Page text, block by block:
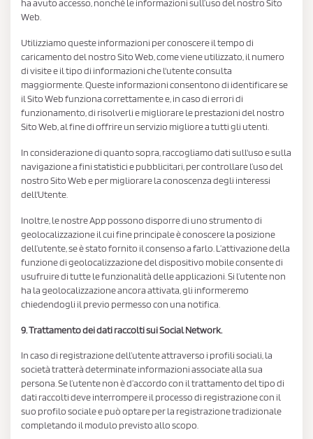
ha avuto accesso, nonché le informazioni sull’uso del nostro Sito
Web.
Utilizziamo queste informazioni per conoscere il tempo di
caricamento del nostro Sito Web, come viene utilizzato, il numero
di visite e il tipo di informazioni che l'utente consulta
maggiormente. Queste informazioni consentono di identificare se
il Sito Web funziona correttamente e, in caso di errori di
funzionamento, di risolverli e migliorare le prestazioni del nostro
Sito Web, al fine di offrire un servizio migliore a tutti gli utenti.
In considerazione di quanto sopra, raccogliamo dati sull'uso e sulla
navigazione a fini statistici e pubblicitari, per controllare l’uso del
nostro Sito Web e per migliorare la conoscenza degli interessi
dell'Utente.
Inoltre, le nostre App possono disporre di uno strumento di
geolocalizzazione il cui fine principale è conoscere la posizione
dell’utente, se è stato fornito il consenso a farlo. L’attivazione della
funzione di geolocalizzazione del dispositivo mobile consente di
usufruire di tutte le funzionalità delle applicazioni. Si l’utente non
ha la geolocalizzazione ancora attivata, gli informeremo
chiedendogli il previo permesso con una notifica.
9. Trattamento dei dati raccolti sui Social Network.
In caso di registrazione dell’utente attraverso i profili sociali, la
società tratterà determinate informazioni associate alla sua
persona. Se l’utente non è d’accordo con il trattamento del tipo di
dati raccolti deve interrompere il processo di registrazione con il
suo profilo sociale e può optare per la registrazione tradizionale
completando il modulo previsto allo scopo.